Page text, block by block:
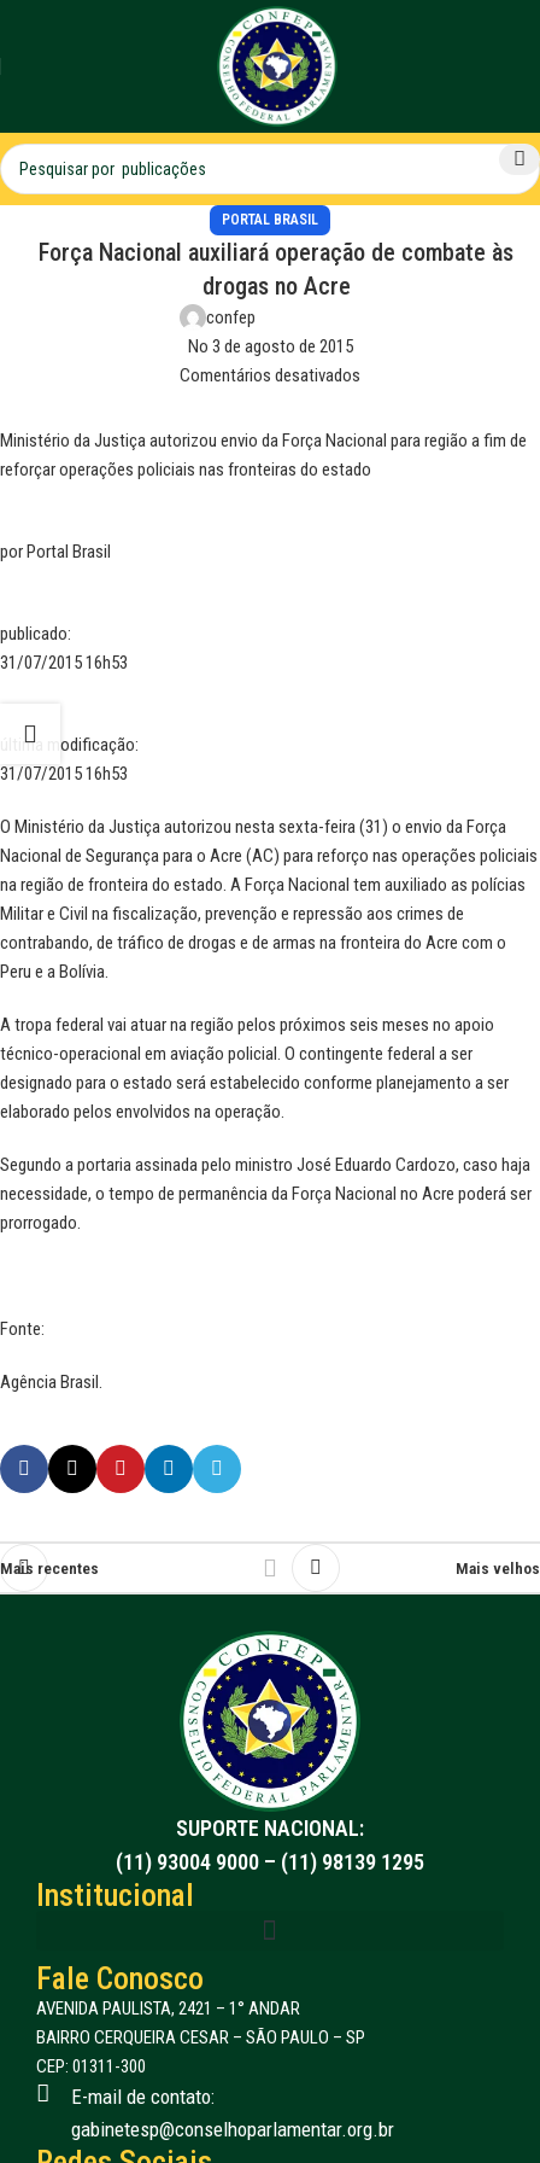
PORTAL BRASIL
Força Nacional auxiliará operação de combate às
drogas no Acre
confep
No 3 de agosto de 2015
Comentários desativados
Ministério da Justiça autorizou envio da Força Nacional para região a fim de
reforçar operações policiais nas fronteiras do estado
porPortal Brasil
publicado:
31/07/2015 16h53
última modificação:
31/07/2015 16h53
O Ministério da Justiça autorizou nesta sexta-feira (31) o envio da Força
Nacional de Segurança para o Acre (AC) para reforço nas operações policiais
na região de fronteira do estado. A Força Nacional tem auxiliado as polícias
Militar e Civil na fiscalização, prevenção e repressão aos crimes de
contrabando, de tráfico de drogas e de armas na fronteira do Acre com o
Peru e a Bolívia.
A tropa federal vai atuar na região pelos próximos seis meses no apoio
técnico-operacional em aviação policial. O contingente federal a ser
designado para o estado será estabelecido conforme planejamento a ser
elaborado pelos envolvidos na operação.
Segundo a portaria assinada pelo ministro José Eduardo Cardozo, caso haja
necessidade, o tempo de permanência da Força Nacional no Acre poderá ser
prorrogado.
Fonte:
Agência Brasil.
Mais recentes Mais velhos
SUPORTE NACIONAL:
(11) 93004 9000 – (11) 98139 1295
Institucional
Fale Conosco
AVENIDA PAULISTA, 2421 – 1° ANDAR
BAIRRO CERQUEIRA CESAR – SÃO PAULO – SP
CEP: 01311-300
E-mail de contato:
gabinetesp@conselhoparlamentar.org.br